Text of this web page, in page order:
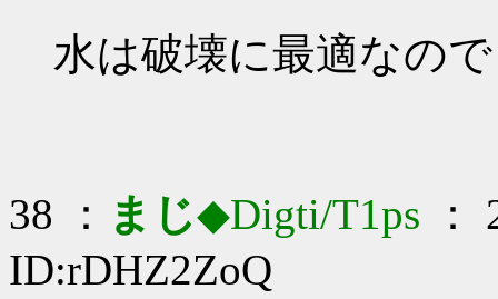
水は破壊に最適なので
38 ： まじ◆Digti/T1ps ：
ID:rDHZ2ZoQ